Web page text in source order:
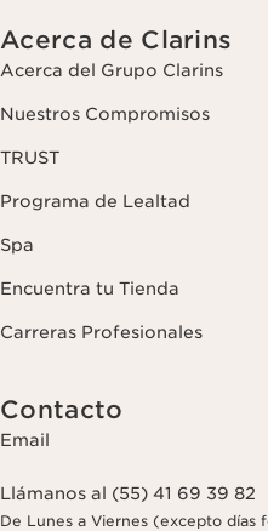
Acerca de Clarins
Acerca del Grupo Clarins
Nuestros Compromisos
TRUST
Programa de Lealtad
Spa
Encuentra tu Tienda
Carreras Profesionales
Contacto
Email
Llámanos al (55) 41 69 39 82
De Lunes a Viernes (excepto días